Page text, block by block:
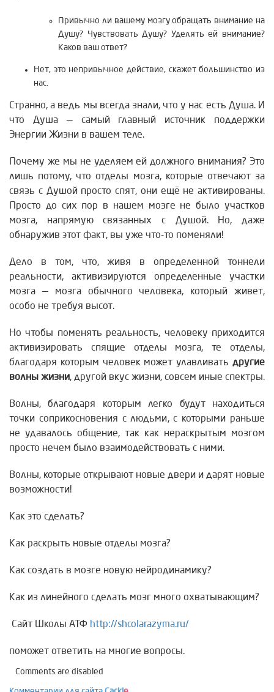
Привычно ли вашему мозгу обращать внимание на
Душу? Чувствовать Душу? Уделять ей внимание?
Каков ваш ответ?
Нет, это непривычное действие, скажет большинство из
нас.
Странно, а ведь мы всегда знали, что у нас есть Душа. И
что Душа — самый главный источник поддержки
Энергии Жизни в вашем теле.
Почему же мы не уделяем ей должного внимания? Это
лишь потому, что отделы мозга, которые отвечают за
связь с Душой просто спят, они ещё не активированы.
Просто до сих пор в нашем мозге не было участков
мозга, напрямую связанных с Душой. Но, даже
обнаружив этот факт, вы уже что-то поменяли!
Дело в том, что, живя в определенной тоннели
реальности, активизируются определенные участки
мозга — мозга обычного человека, который живет,
особо не требуя высот.
Но чтобы поменять реальность, человеку приходится
активизировать спящие отделы мозга, те отделы,
благодаря которым человек может улавливать другие
волны жизни, другой вкус жизни, совсем иные спектры.
Волны, благодаря которым легко будут находиться
точки соприкосновения с людьми, с которыми раньше
не удавалось общение, так как нераскрытым мозгом
просто нечем было взаимодействовать с ними.
Волны, которые открывают новые двери и дарят новые
возможности!
Как это сделать?
Как раскрыть новые отделы мозга?
Как создать в мозге новую нейродинамику?
Как из линейного сделать мозг много охватывающим?
Сайт Школы АТФ http://shcolarazyma.ru/
поможет ответить на многие вопросы.
Comments are disabled